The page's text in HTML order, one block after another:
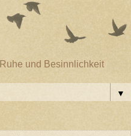
und Besinnlichkeit
▼